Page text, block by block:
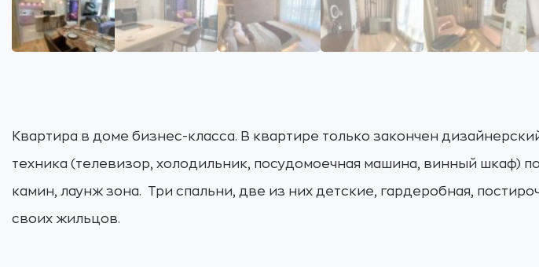
Квартира в доме бизнес-класса. В квартире только закончен
техника (телевизор, холодильник, посудомоечная машина, винный шкаф)
камин, лаунж зона. Три спальни, две из них детские, гардеробная,
своих жильцов.